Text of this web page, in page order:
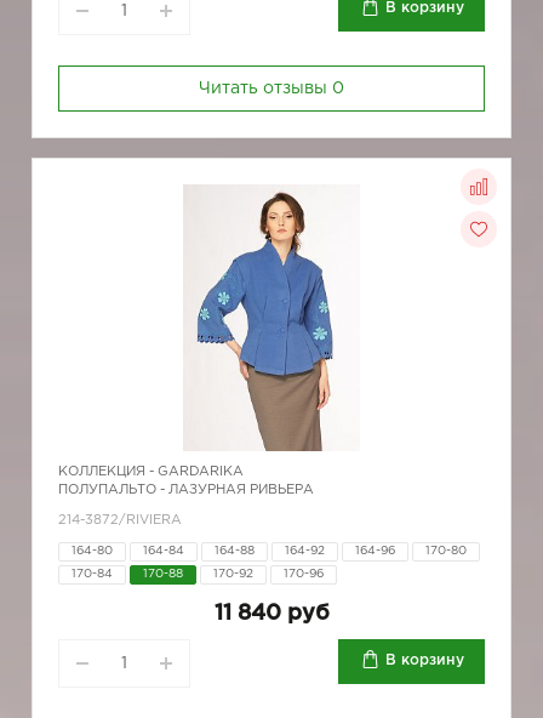
В корзину
Читать отзывы 0
КОЛЛЕКЦИЯ - GARDARIKA
ПОЛУПАЛЬТО - ЛАЗУРНАЯ РИВЬЕРА
214-3872/RIVIERA
164-80 164-84 164-88 164-92 164-96 170-80
170-84 170-88 170-92 170-96
11 840 руб
В корзину